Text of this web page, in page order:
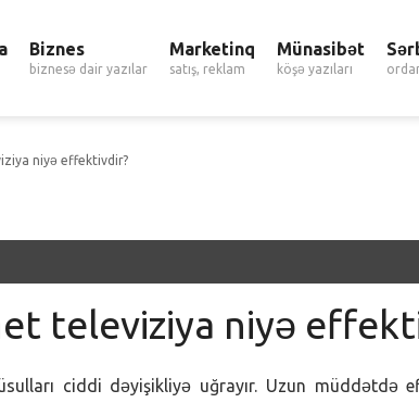
Biznes
biznesə dair yazılar
Marketinq
satış, reklam
Münasibət
köşə yazıları
niyə effektivdir?
televiziya niyə
ciddi dəyişikliyə uğrayır. Uzun müddətdə